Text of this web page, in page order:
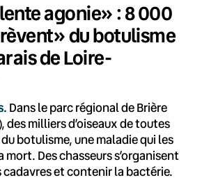
agonie» : 8 000
du botulisme
de Loire-
Dans le parc régional de Brière
milliers d’oiseaux de toutes
botulisme, une maladie qui les
mort. Des chasseurs s’organisent
cadavres et contenir la bactérie.